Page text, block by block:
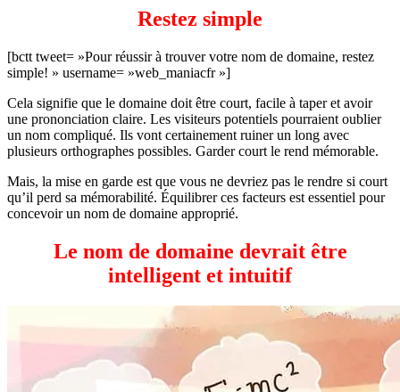
Restez simple
[bctt tweet= »Pour réussir à trouver votre nom de domaine, restez
simple! » username= »web_maniacfr »]
Cela signifie que le domaine doit être court, facile à taper et avoir
une prononciation claire. Les visiteurs potentiels pourraient oublier
un nom compliqué. Ils vont certainement ruiner un long avec
plusieurs orthographes possibles. Garder court le rend mémorable.
Mais, la mise en garde est que vous ne devriez pas le rendre si court
qu’il perd sa mémorabilité. Équilibrer ces facteurs est essentiel pour
concevoir un nom de domaine approprié.
Le nom de domaine devrait être
intelligent et intuitif